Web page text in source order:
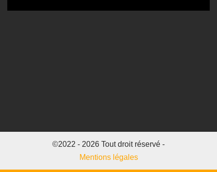
©2022 - 2026 Tout droit réservé -
Mentions légales